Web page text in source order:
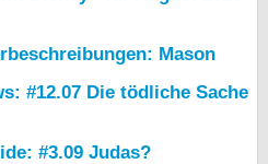
Mason
#12.07 Die tödliche Sache
#3.09 Judas?